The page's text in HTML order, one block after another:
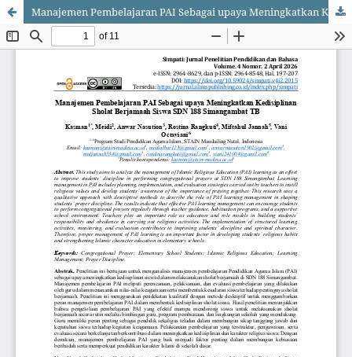
Manajemen Pembelajaran PAI Sebagai upaya Meningkatkan Kedisiplinan Sholat Berjamaah Siswa SDN 188 Simangambat TB